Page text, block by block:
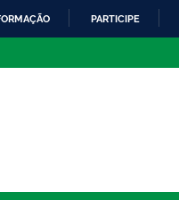
PARTICIPE